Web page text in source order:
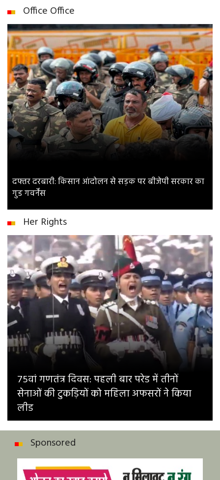
Office Office
दफ्तर दरबारी: किसान आंदोलन से सड़क पर बीजेपी सरकार का
गुड गवर्नेंस
Her Rights
75वां गणतंत्र दिवस: पहली बार परेड में तीनों
सेनाओं की टुकड़ियों को महिला अफसरों ने किया
लीड
Sponsored